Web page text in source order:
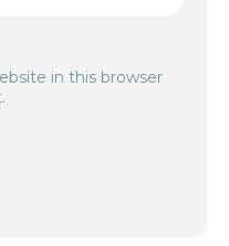
in this browser